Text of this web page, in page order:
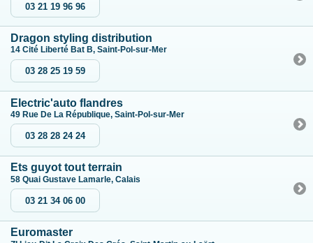
03 21 19 96 96
Dragon styling distribution
14 Cité Liberté Bat B, Saint-Pol-sur-Mer
03 28 25 19 59
Electric'auto flandres
49 Rue De La République, Saint-Pol-sur-Mer
03 28 28 24 24
Ets guyot tout terrain
58 Quai Gustave Lamarle, Calais
03 21 34 06 00
Euromaster